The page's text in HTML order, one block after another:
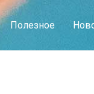
Полезное